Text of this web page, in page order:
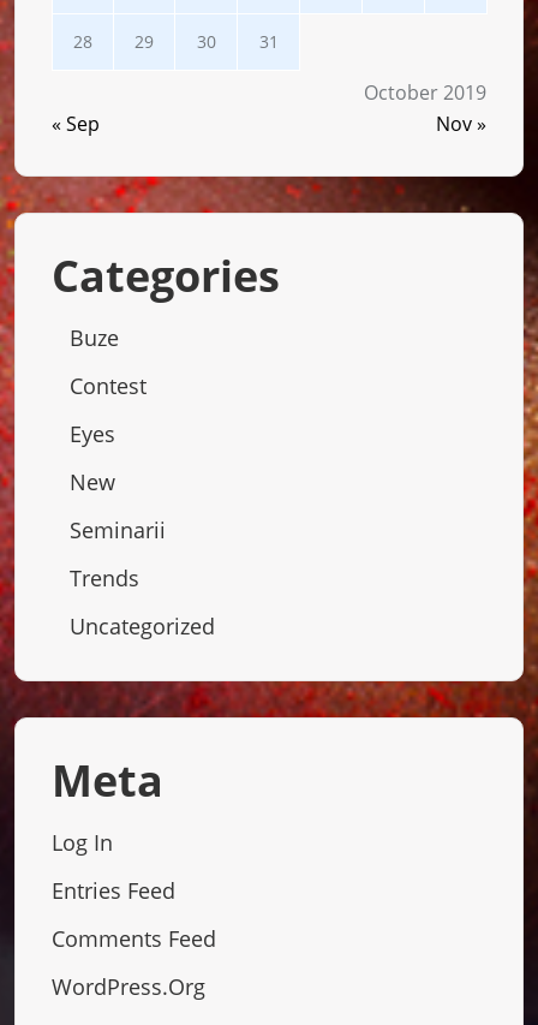
October 2019
28 29 30 31
« Sep Nov »
Categories
Buze
Contest
Eyes
New
Seminarii
Trends
Uncategorized
Meta
Log In
Entries Feed
Comments Feed
WordPress.org